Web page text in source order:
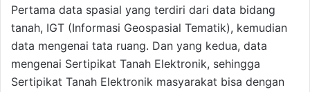
Pertama data spasial yang terdiri dari data bidang
tanah, IGT (Informasi Geospasial Tematik), kemudian
data mengenai tata ruang. Dan yang kedua, data
mengenai Sertipikat Tanah Elektronik, sehingga
Sertipikat Tanah Elektronik masyarakat bisa dengan